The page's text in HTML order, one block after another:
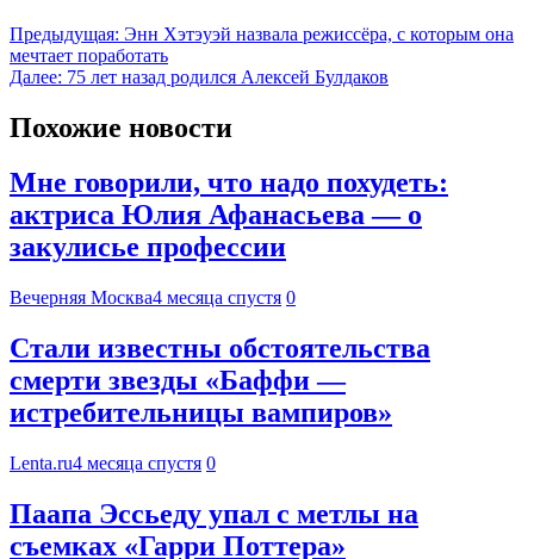
Предыдущая: Энн Хэтэуэй назвала режиссёра, с которым она
мечтает поработать
Далее: 75 лет назад родился Алексей Булдаков
Похожие новости
Мне говорили, что надо похудеть:
актриса Юлия Афанасьева — о
закулисье профессии
Вечерняя Москва4 месяца спустя 0
Стали известны обстоятельства
смерти звезды «Баффи —
истребительницы вампиров»
Lenta.ru4 месяца спустя 0
Паапа Эссьеду упал с метлы на
съемках «Гарри Поттера»